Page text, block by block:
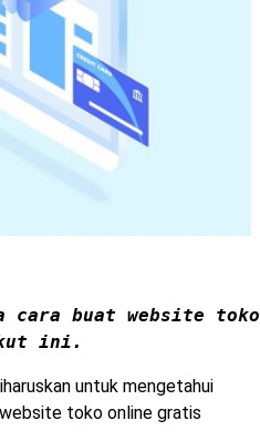
cara buat website toko
ini.
untuk mengetahui
toko online gratis